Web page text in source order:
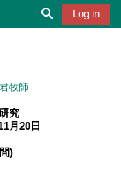
Log in
牧師
究
月20日
)